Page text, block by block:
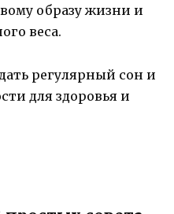
образу жизни и
веса.
регулярный сон и
для здоровья и